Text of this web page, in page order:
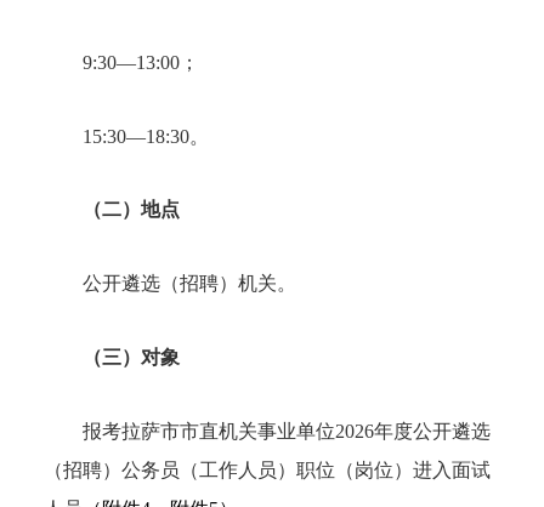
9:30—13:00；
15:30—18:30。
（二）地点
公开遴选（招聘）机关。
（三）对象
报考拉萨市市直机关事业单位2026年度公开遴选
（招聘）公务员（工作人员）职位（岗位）进入面试